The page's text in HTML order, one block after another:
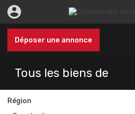
Déposer une annonce
Tous les biens de
Région